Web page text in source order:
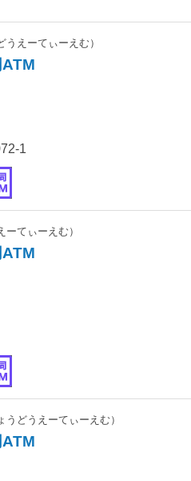
うえーてぃーえむ）
1
ーてぃーえむ）
うどうえーてぃーえむ）